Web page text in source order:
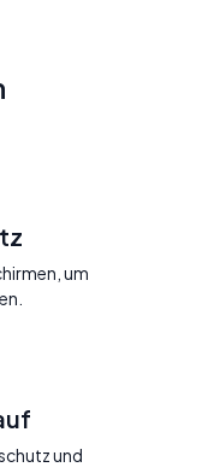
um
und